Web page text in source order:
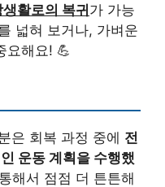
생활로의 복귀가 가능
넓혀 보거나, 가벼운
요해요! 💪
은 회복 과정 중에 전
운동 계획을 수행했
해서 점점 더 튼튼해